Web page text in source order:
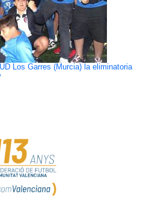
Los Garres (Murcia) la eliminatoria